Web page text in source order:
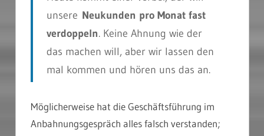
unsere Neukunden pro Monat fast
verdoppeln. Keine Ahnung wie der
das machen will, aber wir lassen den
mal kommen und hören uns das an.
Möglicherweise hat die Geschäftsführung im
Anbahnungsgespräch alles falsch verstanden;